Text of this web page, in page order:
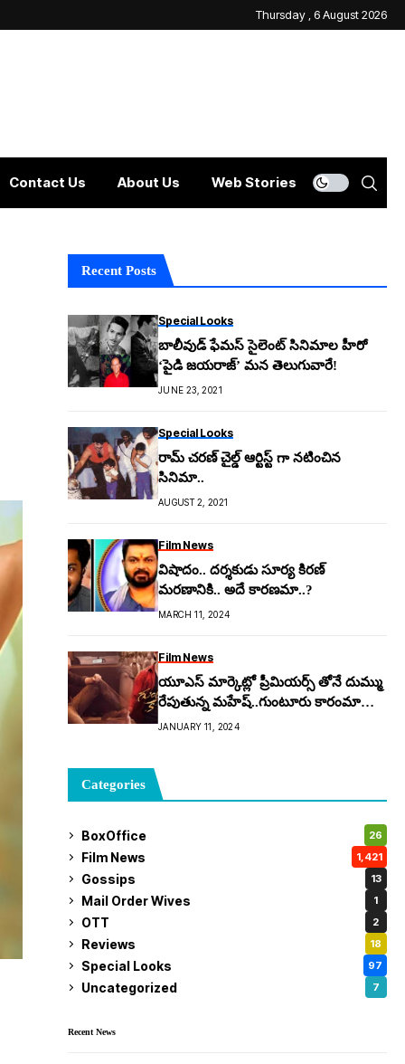
Thursday , 6 August 2026
Contact Us About Us Web Stories
Recent Posts
Special Looks
బాలీవుడ్ ఫేమస్ సైలెంట్ సినిమాల హీరో
‘పైడి జయరాజ్’ మన తెలుగువారే!
JUNE 23, 2021
Special Looks
రామ్ చరణ్ చైల్డ్ ఆర్టిస్ట్ గా నటించిన
సినిమా..
AUGUST 2, 2021
Film News
విషాదం.. దర్శకుడు సూర్య కిరణ్
మరణానికి.. అదే కారణమా..?
MARCH 11, 2024
Film News
యూఎస్ మార్కెట్లో ప్రీమియర్స్ తోనే దుమ్ము
రేపుతున్న మహేష్..గుంటూరు కారంమా
మజాకా..!?
JANUARY 11, 2024
Categories
BoxOffice 26
Film News 1,421
Gossips 13
Mail Order Wives 1
OTT 2
Reviews 18
Special Looks 97
Uncategorized 7
Recent News